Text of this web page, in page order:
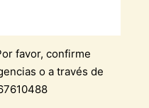
favor, confirme
o a través de